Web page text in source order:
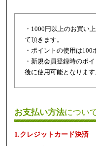
・1000円以上のお買い
て頂きます。
・ポイントの使用は100
・新規会員登録時のポ
後に使用可能となります
お支払い方法につい
1.クレジットカード決済